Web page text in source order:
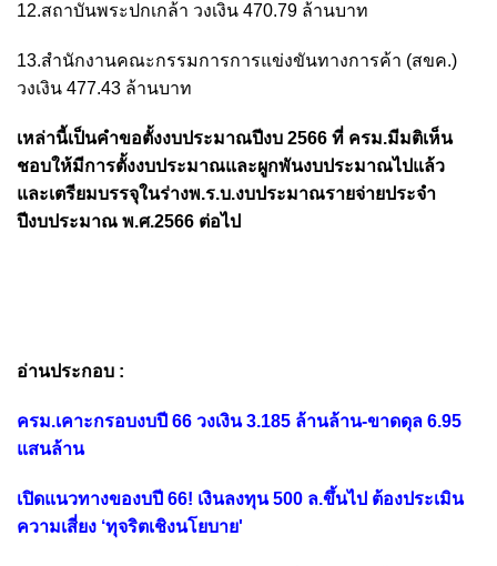
12.สถาบันพระปกเกล้า วงเงิน 470.79 ล้านบาท
13.สำนักงานคณะกรรมการการแข่งขันทางการค้า (สขค.)
วงเงิน 477.43 ล้านบาท
เหล่านี้เป็นคำขอตั้งงบประมาณปีงบ 2566 ที่ ครม.มีมติเห็น
ชอบให้มีการตั้งงบประมาณและผูกพันงบประมาณไปแล้ว
และเตรียมบรรจุในร่างพ.ร.บ.งบประมาณรายจ่ายประจำ
ปีงบประมาณ พ.ศ.2566 ต่อไป
อ่านประกอบ :
ครม.เคาะกรอบงบปี 66 วงเงิน 3.185 ล้านล้าน-ขาดดุล 6.95
แสนล้าน
เปิดแนวทางของบปี 66! เงินลงทุน 500 ล.ขึ้นไป ต้องประเมิน
ความเสี่ยง ‘ทุจริตเชิงนโยบาย'